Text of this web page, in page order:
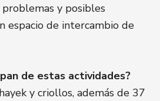
y posibles
espacio de intercambio de
de estas actividades?
y criollos, además de 37